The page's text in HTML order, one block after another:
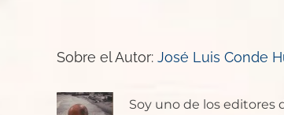
Sobre el Autor: José Luis Conde
Soy uno de los editores